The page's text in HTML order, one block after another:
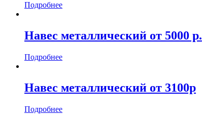
Подробнее
Навес металлический от 5000 р.
Подробнее
Навес металлический от 3100р
Подробнее